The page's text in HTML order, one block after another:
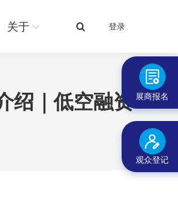
关于
搜
登录
绍｜低空融资 展商报名
观众登记
搜